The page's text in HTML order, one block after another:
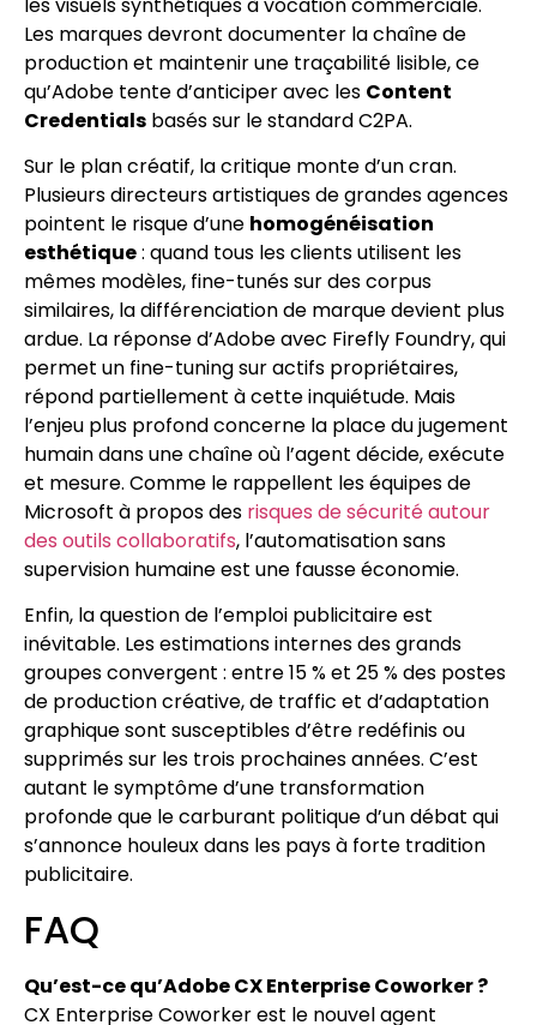
Les marques devront documenter la chaîne de
production et maintenir une traçabilité lisible, ce
qu’Adobe tente d’anticiper avec les Content
Credentials basés sur le standard C2PA.
Sur le plan créatif, la critique monte d’un cran.
Plusieurs directeurs artistiques de grandes agences
pointent le risque d’une homogénéisation
esthétique: quand tous les clients utilisent les
mêmes modèles, fine-tunés sur des corpus
similaires, la différenciation de marque devient plus
ardue. La réponse d’Adobe avec Firefly Foundry, qui
permet un fine-tuning sur actifs propriétaires,
répond partiellement à cette inquiétude. Mais
l’enjeu plus profond concerne la place du jugement
humain dans une chaîne où l’agent décide, exécute
et mesure. Comme le rappellent les équipes de
Microsoft à propos des risques de sécurité autour
des outils collaboratifs, l’automatisation sans
supervision humaine est une fausse économie.
Enfin, la question de l’emploi publicitaire est
inévitable. Les estimations internes des grands
groupes convergent : entre 15 % et 25 % des postes
de production créative, de traffic et d’adaptation
graphique sont susceptibles d’être redéfinis ou
supprimés sur les trois prochaines années. C’est
autant le symptôme d’une transformation
profonde que le carburant politique d’un débat qui
s’annonce houleux dans les pays à forte tradition
publicitaire.
FAQ
Qu’est-ce qu’Adobe CX Enterprise Coworker ?
CX Enterprise Coworker est le nouvel agent